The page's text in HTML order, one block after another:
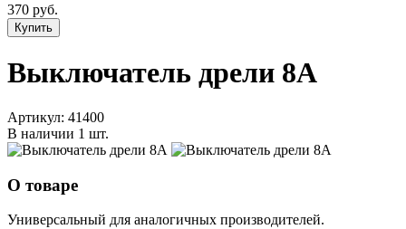
370 руб.
Купить
Выключатель дрели 8A
Артикул: 41400
В наличии 1 шт.
О товаре
Универсальный для аналогичных производителей.